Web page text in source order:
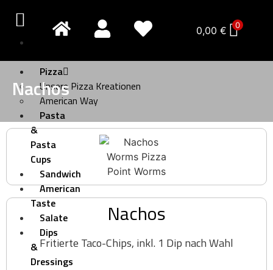
Pizza
Unsere Pizza Kreationen
American Way
Pasta
&
Pasta
Cups
Sandwich
American
Taste
Salate
Dips
&
Dressings
0,00 € 0
Nachos
Nachos
Fritierte Taco-Chips, inkl. 1 Dip nach Wahl